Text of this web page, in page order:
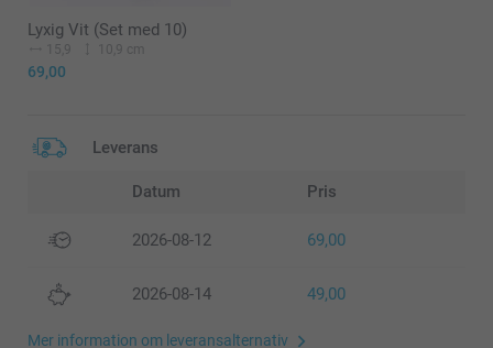
Lyxig Vit (Set med 10)
15,9 10,9 cm
69,00
Leverans
Datum Pris
2026-08-12 69,00
2026-08-14 49,00
Mer information om leveransalternativ